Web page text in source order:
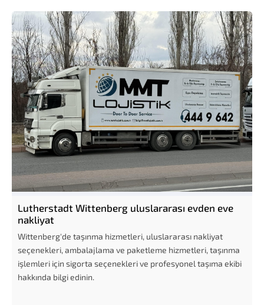
Lutherstadt Wittenberg uluslararası evden eve
nakliyat
Wittenberg'de taşınma hizmetleri, uluslararası nakliyat
seçenekleri, ambalajlama ve paketleme hizmetleri, taşınma
işlemleri için sigorta seçenekleri ve profesyonel taşıma ekibi
hakkında bilgi edinin.